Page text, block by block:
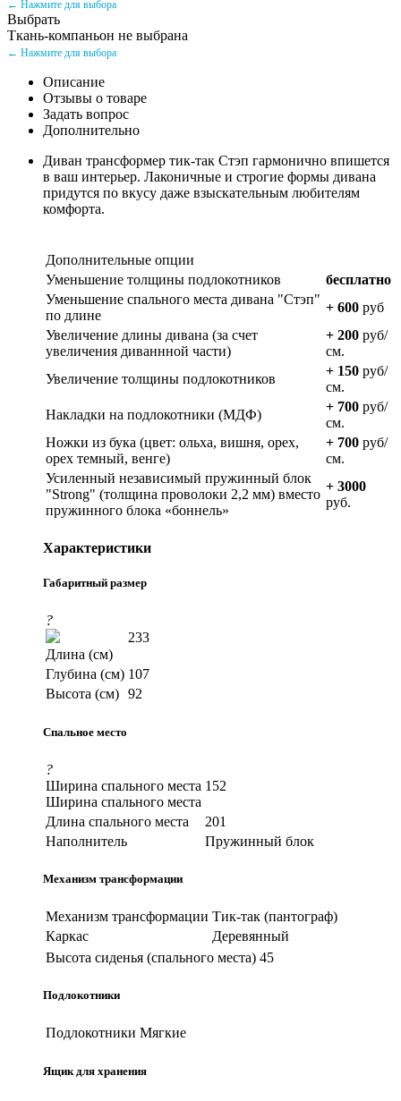
← Нажмите для выбора
Выбрать
Ткань-компаньон не выбрана
← Нажмите для выбора
Описание
Отзывы о товаре
Задать вопрос
Дополнительно
Диван трансформер тик-так Стэп гармонично впишется
в ваш интерьер. Лаконичные и строгие формы дивана
придутся по вкусу даже взыскательным любителям
комфорта.
Дополнительные опции
Уменьшение толщины подлокотников
бесплатно
Уменьшение спального места дивана "Стэп"
по длине
+ 600 руб
Увеличение длины дивана (за счет
увеличения диваннной части)
+ 200 руб/
см.
Увеличение толщины подлокотников
+ 150 руб/
см.
Накладки на подлокотники (МДФ)
+ 700 руб/
см.
Ножки из бука (цвет: ольха, вишня, орех,
орех темный, венге)
+ 700 руб/
см.
Усиленный независимый пружинный блок
"Strong" (толщина проволоки 2,2 мм) вместо
пружинного блока «боннель»
+ 3000
руб.
Характеристики
Габаритный размер
?
Длина (см)
233
Глубина (см) 107
Высота (см) 92
Спальное место
?
Ширина спального места
Ширина спального места
152
Длина спального места
201
Наполнитель
Пружинный блок
Механизм трансформации
Механизм трансформации Тик-так (пантограф)
Каркас
Деревянный
Высота сиденья (спального места) 45
Подлокотники
Подлокотники Мягкие
Ящик для хранения